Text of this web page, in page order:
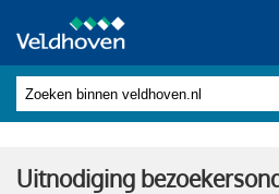
Uitnodiging